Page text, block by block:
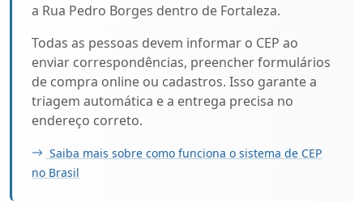
a Rua Pedro Borges dentro de Fortaleza.
Todas as pessoas devem informar o CEP ao
enviar correspondências, preencher formulários
de compra online ou cadastros. Isso garante a
triagem automática e a entrega precisa no
endereço correto.
Saiba mais sobre como funciona o sistema de CEP
no Brasil